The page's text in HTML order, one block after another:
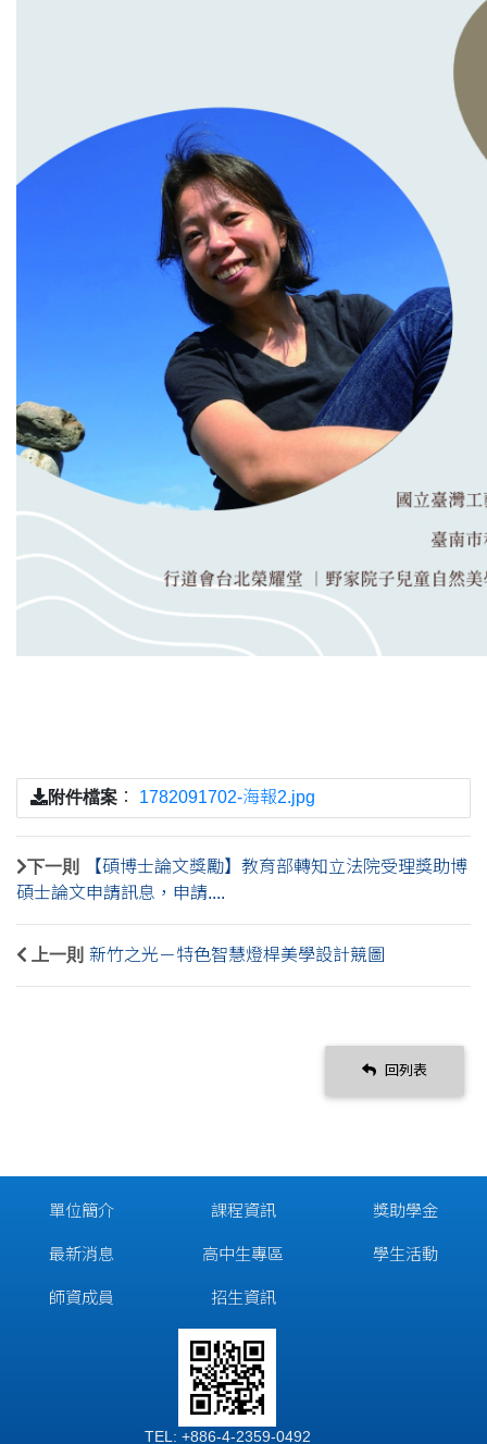
附件檔案 ： 1782091702-海報2.jpg
下一則
【碩博士論文獎勵】教育部轉知立法院受理獎助博
碩士論文申請訊息，申請....
上一則 新竹之光－特色智慧燈桿美學設計競圖
回列表
單位簡介
最新消息
師資成員
課程資訊
高中生專區
招生資訊
獎助學金
學生活動
TEL: +886-4-2359-0492